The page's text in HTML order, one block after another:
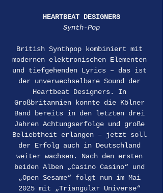
HEARTBEAT DESIGNERS
Synth-Pop
British Synthpop kombiniert mit
modernen elektronischen Elementen
und tiefgehenden Lyrics – das ist
der unverwechselbare Sound der
Heartbeat Designers. In
Großbritannien konnte die Kölner
Band bereits in den letzten drei
Jahren Achtungserfolge und große
Beliebtheit erlangen – jetzt soll
der Erfolg auch in Deutschland
weiter wachsen. Nach den ersten
beiden Alben „Casino Casino“ und
„Open Sesame“ folgt nun im Mai
2025 mit „Triangular Universe“